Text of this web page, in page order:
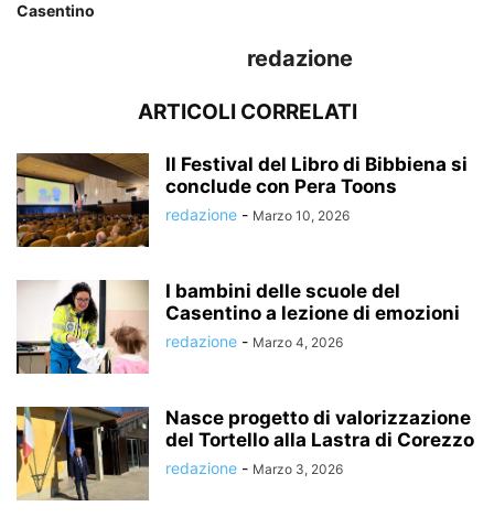
Casentino
redazione
ARTICOLI CORRELATI
Il Festival del Libro di Bibbiena si
conclude con Pera Toons
redazione - Marzo 10, 2026
I bambini delle scuole del
Casentino a lezione di emozioni
redazione - Marzo 4, 2026
Nasce progetto di valorizzazione
del Tortello alla Lastra di Corezzo
redazione - Marzo 3, 2026